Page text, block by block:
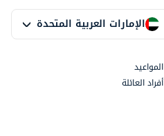
الإمارات العربية المتحدة
المواعيد
أفراد العائلة